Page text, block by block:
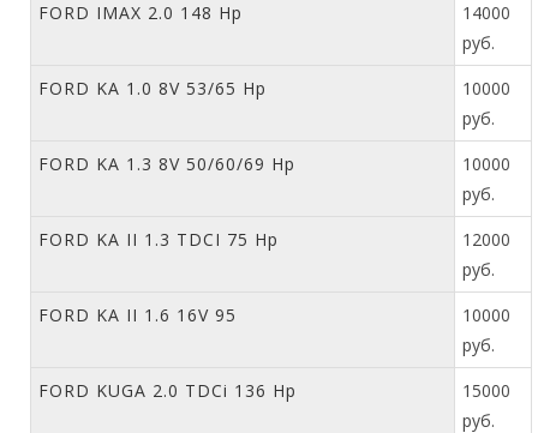
FORD IMAX 2.0 148 Hp
14000
руб.
FORD KA 1.0 8V 53/65 Hp
10000
руб.
FORD KA 1.3 8V 50/60/69 Hp
10000
руб.
FORD KA II 1.3 TDCI 75 Hp
12000
руб.
FORD KA II 1.6 16V 95
10000
руб.
FORD KUGA 2.0 TDCi 136 Hp
15000
руб.